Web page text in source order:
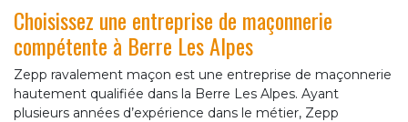
Choisissez une entreprise de maçonnerie
compétente à Berre Les Alpes
Zepp ravalement maçon est une entreprise de maçonnerie
hautement qualifiée dans la Berre Les Alpes. Ayant
plusieurs années d’expérience dans le métier, Zepp